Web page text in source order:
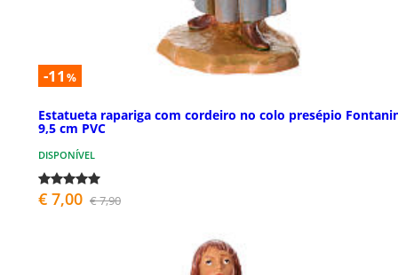
-11 %
Estatueta rapariga com cordeiro no colo presépio
9,5 cm PVC
DISPONÍVEL
€ 7,00 € 7,90